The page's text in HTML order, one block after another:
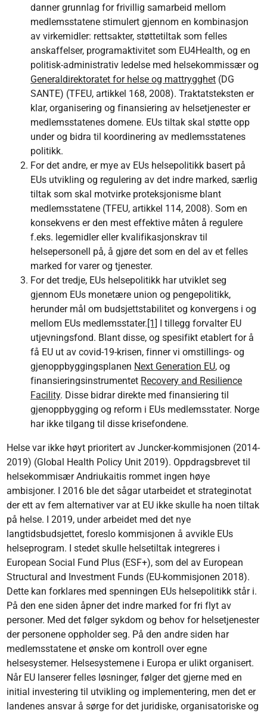
danner grunnlag for frivillig samarbeid mellom
medlemsstatene stimulert gjennom en kombinasjon
av virkemidler: rettsakter, støttetiltak som felles
anskaffelser, programaktivitet som EU4Health, og en
politisk-administrativ ledelse med helsekommissær og
Generaldirektoratet for helse og mattrygghet (DG
SANTE) (TFEU, artikkel 168, 2008). Traktatsteksten er
klar, organisering og finansiering av helsetjenester er
medlemsstatenes domene. EUs tiltak skal støtte opp
under og bidra til koordinering av medlemsstatenes
politikk.
For det andre, er mye av EUs helsepolitikk basert på
EUs utvikling og regulering av det indre marked, særlig
tiltak som skal motvirke proteksjonisme blant
medlemsstatene (TFEU, artikkel 114, 2008). Som en
konsekvens er den mest effektive måten å regulere
f.eks. legemidler eller kvalifikasjonskrav til
helsepersonell på, å gjøre det som en del av et felles
marked for varer og tjenester.
For det tredje, EUs helsepolitikk har utviklet seg
gjennom EUs monetære union og pengepolitikk,
herunder mål om budsjettstabilitet og konvergens i og
mellom EUs medlemsstater. [1]
I tillegg forvalter EU
utjevningsfond. Blant disse, og spesifikt etablert for å
få EU ut av covid-19-krisen, finner vi omstillings- og
gjenoppbyggingsplanen Next Generation EU, og
finansieringsinstrumentet Recovery and Resilience
Facility. Disse bidrar direkte med finansiering til
gjenoppbygging og reform i EUs medlemsstater. Norge
har ikke tilgang til disse krisefondene.
Helse var ikke høyt prioritert av Juncker-kommisjonen (2014-
2019) (Global Health Policy Unit 2019). Oppdragsbrevet til
helsekommisær Andriukaitis rommet ingen høye
ambisjoner. I 2016 ble det sågar utarbeidet et strateginotat
der ett av fem alternativer var at EU ikke skulle ha noen tiltak
på helse. I 2019, under arbeidet med det nye
langtidsbudsjettet, foreslo kommisjonen å avvikle EUs
helseprogram. I stedet skulle helsetiltak integreres i
European Social Fund Plus (ESF+), som del av European
Structural and Investment Funds (EU-kommisjonen 2018).
Dette kan forklares med spenningen EUs helsepolitikk står i.
På den ene siden åpner det indre marked for fri flyt av
personer. Med det følger sykdom og behov for helsetjenester
der personene oppholder seg. På den andre siden har
medlemsstatene et ønske om kontroll over egne
helsesystemer. Helsesystemene i Europa er ulikt organisert.
Når EU lanserer felles løsninger, følger det gjerne med en
initial investering til utvikling og implementering, men det er
landenes ansvar å sørge for det juridiske, organisatoriske og